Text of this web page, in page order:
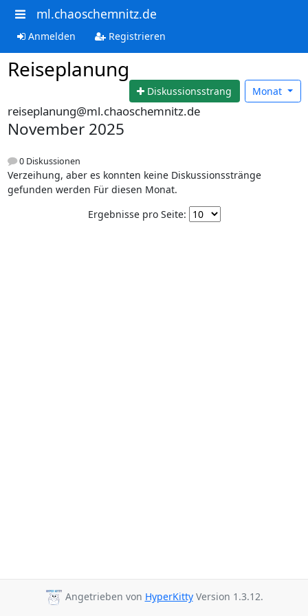
ml.chaoschemnitz.de
Anmelden Registrieren
Reiseplanung
Diskussionsstrang Monat
reiseplanung@ml.chaoschemnitz.de
November 2025
0 Diskussionen
Verzeihung, aber es konnten keine Diskussionsstränge
gefunden werden Für diesen Monat.
Ergebnisse pro Seite:
Angetrieben von HyperKittyVersion 1.3.12.